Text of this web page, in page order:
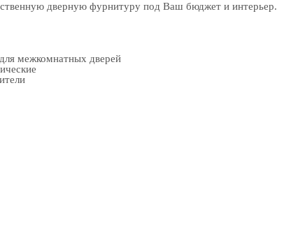
дверную фурнитуру под Ваш бюджет и интерьер.
межкомнатных дверей